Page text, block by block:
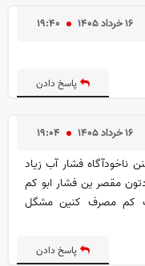
۱۹:۴۰ ۱۶ خرداد ۱۴۰۵
پاسخ دادن
۱۹:۰۴ ۱۶ خرداد ۱۴۰۵
فشار آب زیاد
مقصر ین فشار ابو کم
کم مصرف کنین مشگل
پاسخ دادن